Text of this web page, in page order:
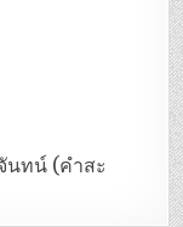
นทน์ (คำสะ